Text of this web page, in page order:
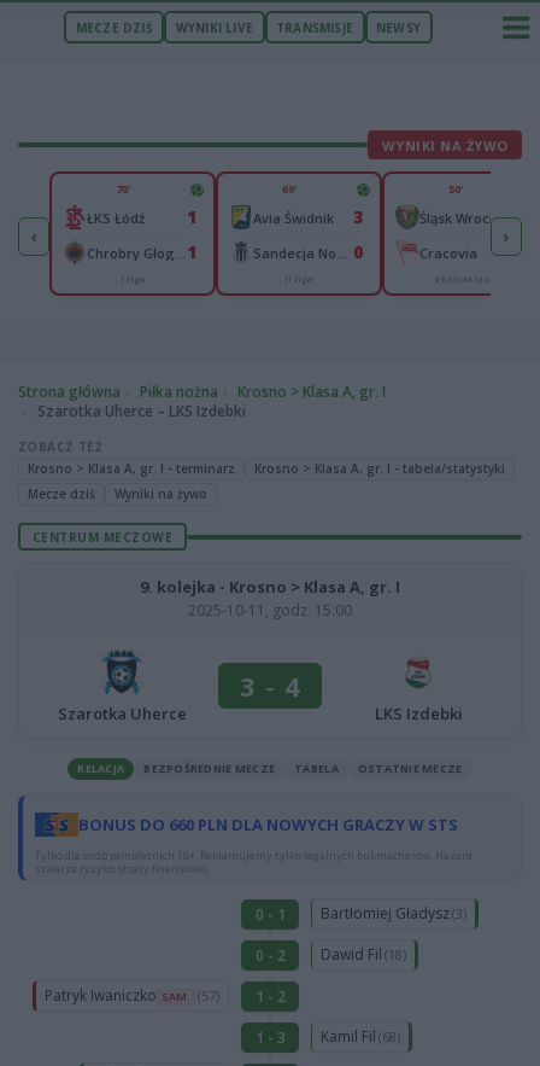
MECZE DZIŚ WYNIKI LIVE TRANSMISJE NEWSY
WYNIKI NA ŻYWO
‹
Legia II Warszawa5
0
70'
ŁKS Łódź 1
1
I liga
69'
Avia Świdnik 3
0
II liga
50'
Śląsk Wrocław 0
Cracovia 0
Ekstraklasa
›
Strona główna Piłka nożna
Krosno > Klasa A, gr. I
Szarotka Uherce – LKS Izdebki
ZOBACZ TEŻ
Krosno > Klasa A, gr. I - terminarz
Krosno > Klasa A, gr. I - tabela/statystyki
Mecze dziś
Wyniki na żywo
CENTRUM MECZOWE
9. kolejka - Krosno > Klasa A, gr. I
2025-10-11, godz. 15:00
Szarotka Uherce
3 - 4
LKS Izdebki
RELACJA BEZPOŚREDNIE MECZE TABELA OSTATNIE MECZE
BONUS DO 660 PLN DLA NOWYCH GRACZY W STS
Tylko dla osób pełnoletnich 18+. Reklamujemy tylko legalnych bukmacherów. Hazard
stwarza ryzyko straty finansowej.
0 - 1 Bartłomiej Gładysz(3)
0 - 2 Dawid Fil (18)
Patryk Iwaniczko SAM. (57)
1 - 2
1 - 3
Kamil Fil (68)